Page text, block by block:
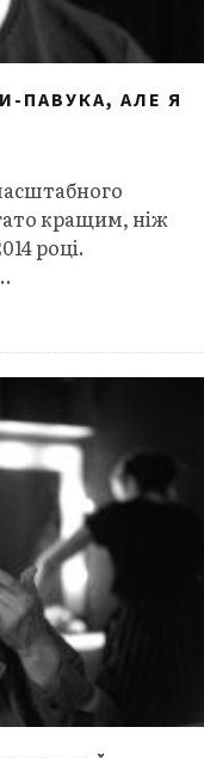
ПАВУКА, АЛЕ Я
кращим, ніж
році.